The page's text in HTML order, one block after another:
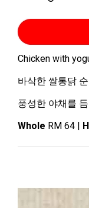
Chicken with
바삭한 쌀통닭
풍성한 야채를
Whole RM 64 |